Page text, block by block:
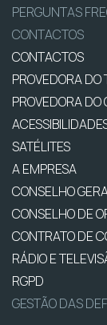
PERGUNTAS
CONTACTOS
CONTACTOS
PROVEDORA DO
PROVEDORA DO
SATÉLITES
A EMPRESA
CONSELHO
CONSELHO DE
CONTRATO DE
RÁDIO E
RGPD
GESTÃO DAS